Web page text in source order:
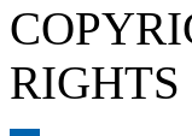
RIGHTS